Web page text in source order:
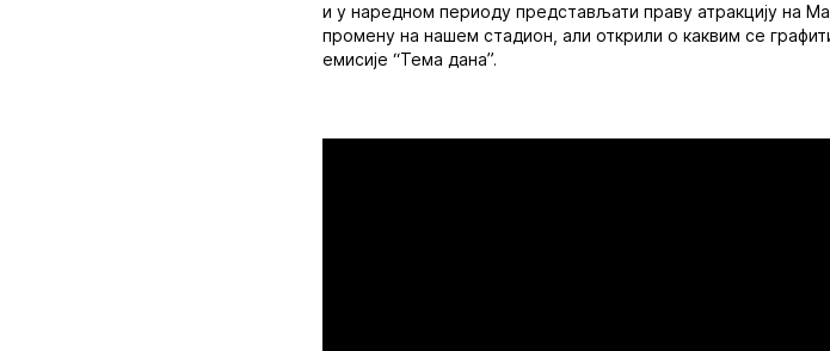
и у наредном периоду представљати праву атракцију на
промену на нашем стадион, али открили о каквим се
емисије “Тема дана”.